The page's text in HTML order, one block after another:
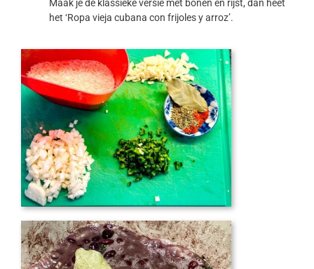
Maak je de klassieke versie met bonen en rijst, dan heet
het ‘Ropa vieja cubana con frijoles y arroz’.